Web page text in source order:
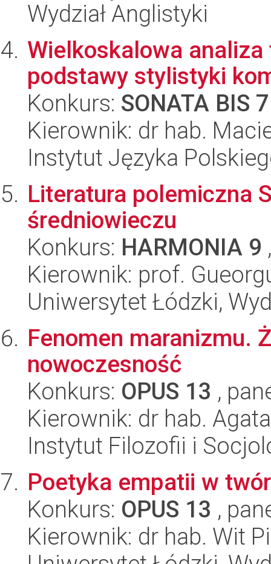
Wydział Anglistyki
Wielkoskalowa
podstawy stylistyki
Konkurs: SONATA BIS 7
Kierownik: dr hab.
Instytut Języka
Literatura polemiczna
średniowieczu
Konkurs: HARMONIA 9
Kierownik: prof.
Uniwersytet Łódzki,
Fenomen maranizmu.
nowoczesność
Konkurs: OPUS 13 ,
Kierownik: dr hab.
Instytut Filozofii i
Poetyka empatii w
Konkurs: OPUS 13 ,
Kierownik: dr hab. Wit